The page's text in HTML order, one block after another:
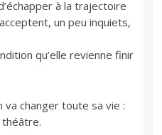
à la trajectoire
un peu inquiets,
qu’elle revienne finir
changer toute sa vie :
théâtre.